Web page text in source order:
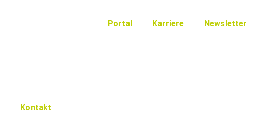
Portal Karriere Newsletter
Kontakt